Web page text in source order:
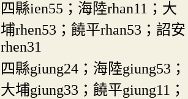
四縣ien55；海陸rhan11；大
埔rhen53；饒平rhan53；詔安
rhen31
四縣giung24；海陸giung53；
大埔giung33；饒平giung11；